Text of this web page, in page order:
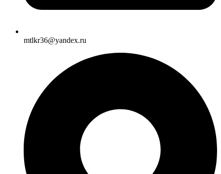
mtlkr36@yandex.ru